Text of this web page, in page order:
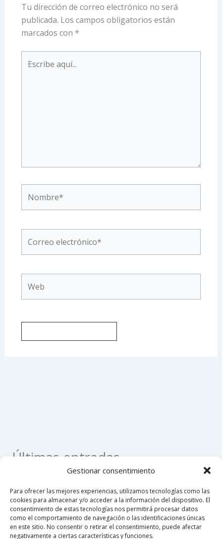
Gestionar consentimiento
Para ofrecer las mejores experiencias, utilizamos tecnologías como las
cookies para almacenar y/o acceder a la información del dispositivo. El
consentimiento de estas tecnologías nos permitirá procesar datos
como el comportamiento de navegación o las identificaciones únicas
en este sitio. No consentir o retirar el consentimiento, puede afectar
negativamente a ciertas características y funciones.
Tu dirección de correo electrónico no será
publicada. Los campos obligatorios están
marcados con *
aquí...
electrónico*
Últimas entradas
Como apostillar un registro civil de nacimiento en
Colombia
Como hacer un poder notarial
Custodia compartida en Colombia 2026